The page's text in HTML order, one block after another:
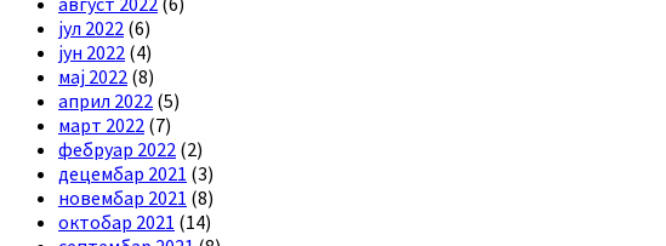
јул 2022 (6)
јун 2022 (4)
мај 2022 (8)
април 2022 (5)
март 2022 (7)
фебруар 2022 (2)
децембар 2021 (3)
новембар 2021 (8)
октобар 2021 (14)